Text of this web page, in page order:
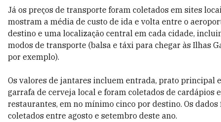
Já os preços de transporte foram coletados em sites
mostram a média de custo de ida e volta entre o
destino e uma localização central em cada cidade,
modos de transporte (balsa e táxi para chegar às Ilhas
por exemplo).
Os valores de jantares incluem entrada, prato principal
garrafa de cerveja local e foram coletados de cardápios
restaurantes, em no mínimo cinco por destino. Os dados
coletados entre agosto e setembro deste ano.